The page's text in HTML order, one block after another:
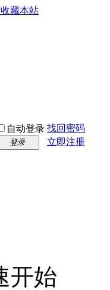
收藏本站
自动登录 找回密码
登录 立即注册
开始